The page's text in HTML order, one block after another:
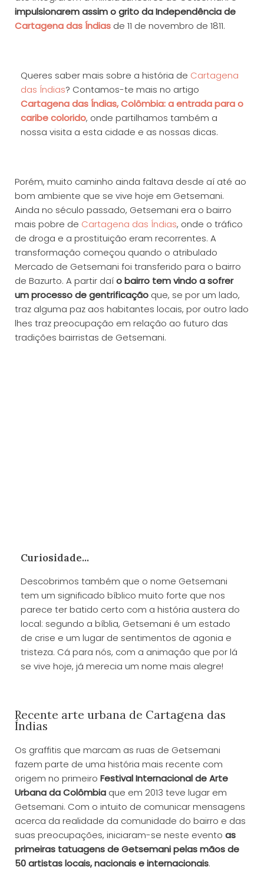
impulsionarem assim o grito da Independência de
Cartagena das Índias de 11 de novembro de 1811.
Queres saber mais sobre a história de Cartagena
das Índias? Contamos-te mais no artigo
Cartagena das Índias, Colômbia: a entrada para o
caribe colorido, onde partilhamos também a
nossa visita a esta cidade e as nossas dicas.
Porém, muito caminho ainda faltava desde aí até ao
bom ambiente que se vive hoje em Getsemani.
Ainda no século passado, Getsemani era o bairro
mais pobre de Cartagena das Índias, onde o tráfico
de droga e a prostituição eram recorrentes. A
transformação começou quando o atribulado
Mercado de Getsemani foi transferido para o bairro
de Bazurto. A partir daío bairro tem vindo a sofrer
um processo de gentrificação que, se por um lado,
traz alguma paz aos habitantes locais, por outro lado
lhes traz preocupação em relação ao futuro das
tradições bairristas de Getsemani.
Curiosidade...
Descobrimos também que o nome Getsemani
tem um significado bíblico muito forte que nos
parece ter batido certo com a história austera do
local: segundo a bíblia, Getsemani é um estado
de crise e um lugar de sentimentos de agonia e
tristeza. Cá para nós, com a animação que por lá
se vive hoje, já merecia um nome mais alegre!
Recente arte urbana de Cartagena das
Índias
Os graffitis que marcam as ruas de Getsemani
fazem parte de uma história mais recente com
origem no primeiro Festival Internacional de Arte
Urbana da Colômbia que em 2013 teve lugar em
Getsemani. Com o intuito de comunicar mensagens
acerca da realidade da comunidade do bairro e das
suas preocupações, iniciaram-se neste evento as
primeiras tatuagens de Getsemani pelas mãos de
50 artistas locais, nacionais e internacionais.